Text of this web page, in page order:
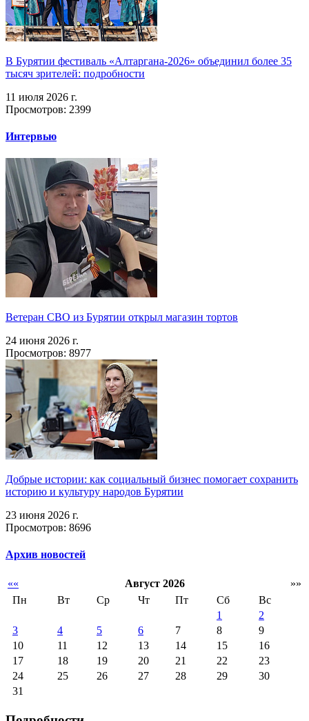
В Бурятии фестиваль «Алтаргана-2026» объединил более 35
тысяч зрителей: подробности
11 июля 2026 г.
Просмотров: 2399
Интервью
Ветеран СВО из Бурятии открыл магазин тортов
24 июня 2026 г.
Просмотров: 8977
Добрые истории: как социальный бизнес помогает сохранить
историю и культуру народов Бурятии
23 июня 2026 г.
Просмотров: 8696
Архив новостей
«« Август 2026
»»
Пн
Вт Ср Чт Пт Сб
Вс
1
2
3
4 5 6 7 8
9
10
11 12 13 14 15
16
17
18 19 20 21 22
23
24
25 26 27 28 29
30
31